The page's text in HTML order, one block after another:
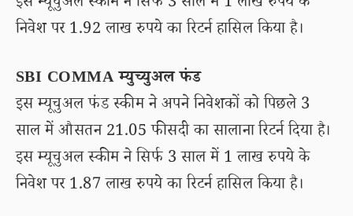
निवेश पर 1.92 लाख रुपये का रिटर्न हासिल किया है।
SBI COMMA म्युच्युअल फंड
इस म्यूचुअल फंड स्कीम ने अपने निवेशकों को पिछले 3
साल में औसतन 21.05 फीसदी का सालाना रिटर्न दिया है।
इस म्यूचुअल स्कीम ने सिर्फ 3 साल में 1 लाख रुपये के
निवेश पर 1.87 लाख रुपये का रिटर्न हासिल किया है।